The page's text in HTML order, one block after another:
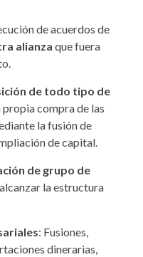
de acuerdos de
alianza que fuera
de todo tipo de
propia compra de las
la fusión de
de capital.
de grupo de
la estructura
: Fusiones,
dinerarias,